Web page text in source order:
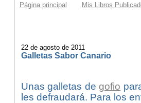
Página principal Mis Libros
22 de agosto de 2011
Galletas Sabor Canario
Unas galletas degofio
les defraudará. Para los